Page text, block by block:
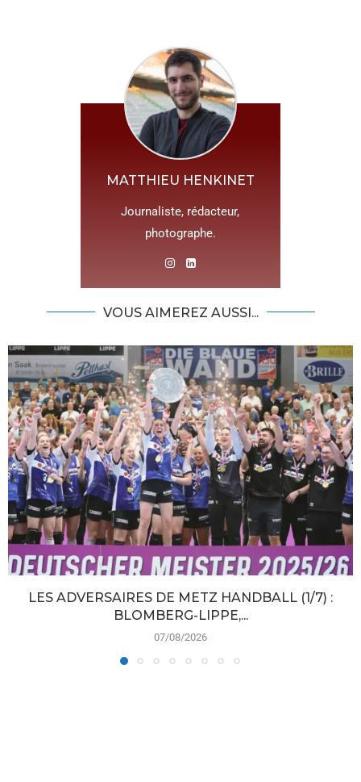
MATTHIEU HENKINET
Journaliste, rédacteur,
photographe.
VOUS AIMEREZ AUSSI...
LES ADVERSAIRES DE METZ HANDBALL (1/7) :
BLOMBERG-LIPPE,...
07/08/2026